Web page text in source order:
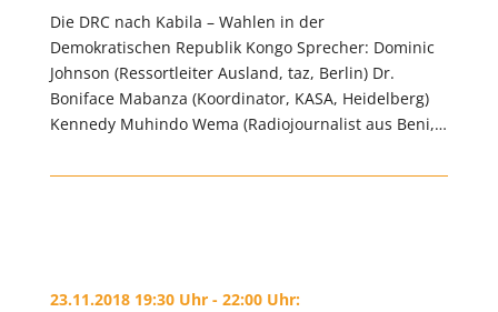
Die DRC nach Kabila – Wahlen in der
Demokratischen Republik Kongo Sprecher: Dominic
Johnson (Ressortleiter Ausland, taz, Berlin) Dr.
Boniface Mabanza (Koordinator, KASA, Heidelberg)
Kennedy Muhindo Wema (Radiojournalist aus Beni,…
23.11.2018 19:30 Uhr - 22:00 Uhr: